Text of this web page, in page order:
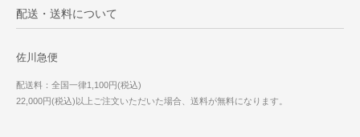
配送・送料について
佐川急便
配送料：全国一律1,100円(税込)
22,000円(税込)以上ご注文いただいた場合、送料が無料になります。